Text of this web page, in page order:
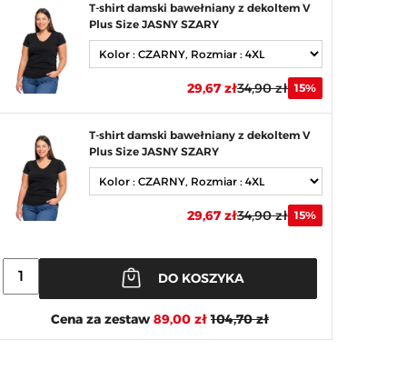
T-shirt damski bawełniany z dekoltem V
Plus Size JASNY SZARY
29,67 zł34,90 zł 15%
T-shirt damski bawełniany z dekoltem V
Plus Size JASNY SZARY
29,67 zł34,90 zł 15%
DO KOSZYKA
Cena za zestaw 89,00 zł104,70 zł